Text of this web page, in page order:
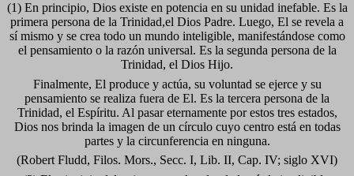
(1) En principio, Dios existe en potencia en su unidad inefable. Es la
primera persona de la Trinidad,el Dios Padre. Luego, El se revela a
sí mismo y se crea todo un mundo inteligible, manifestándose como
el pensamiento o la razón universal. Es la segunda persona de la
Trinidad, el Dios Hijo.
Finalmente, El produce y actúa, su voluntad se ejerce y su
pensamiento se realiza fuera de El. Es la tercera persona de la
Trinidad, el Espíritu. Al pasar eternamente por estos tres estados,
Dios nos brinda la imagen de un círculo cuyo centro está en todas
partes y la circunferencia en ninguna.
(Robert Fludd, Filos. Mors., Secc. I, Lib. II, Cap. IV; siglo XVI)